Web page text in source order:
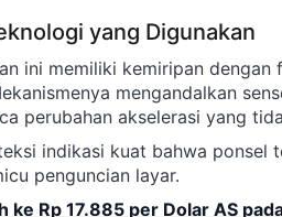
yang Digunakan
ini memiliki kemiripan
mengandalkan
perubahan akselerasi yang
indikasi kuat bahwa ponsel
penguncian layar.
ke Rp 17.885 per Dolar AS